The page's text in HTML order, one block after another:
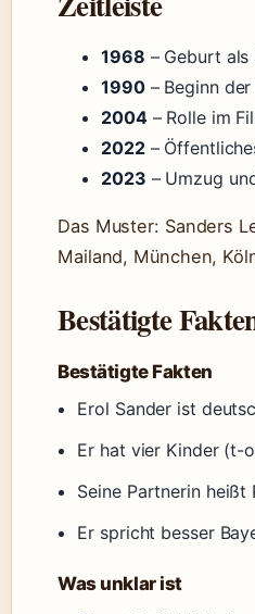
1968 – Geburt
1990– Beginn der
2004– Rolle im
2022–
2023 – Umzug
Das Muster: Sanders
Mailand, München,
Bestätigte
Bestätigte Fakten
Erol Sander ist
Er hat vier Kinder (t-
Seine Partnerin heißt
Er spricht besser
Was unklar ist